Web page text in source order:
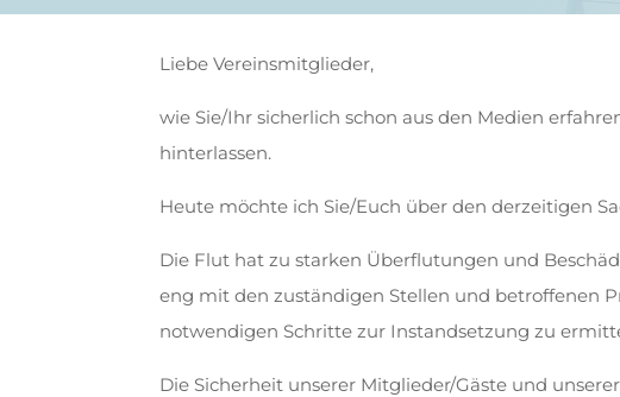
Liebe Vereinsmitglieder,
wie Sie/Ihr sicherlich schon aus den Medien
hinterlassen.
Heute möchte ich Sie/Euch über den derzeitigen
Die Flut hat zu starken Überflutungen und
eng mit den zuständigen Stellen und betroffenen
notwendigen Schritte zur Instandsetzung zu
Die Sicherheit unserer Mitglieder/Gäste und